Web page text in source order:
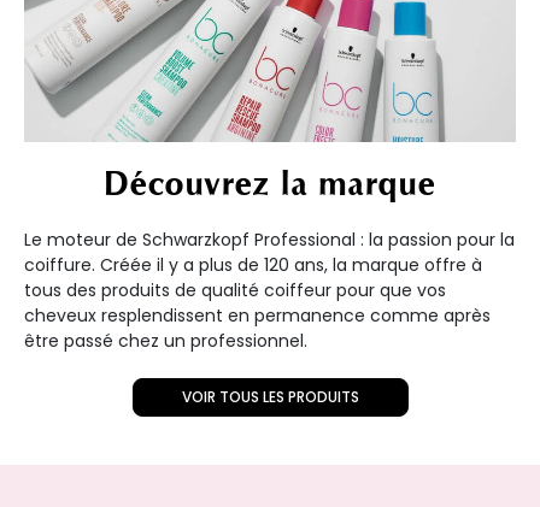
Découvrez la marque
Le moteur de Schwarzkopf Professional : la passion pour la
coiffure. Créée il y a plus de 120 ans, la marque offre à
tous des produits de qualité coiffeur pour que vos
cheveux resplendissent en permanence comme après
être passé chez un professionnel.
VOIR TOUS LES PRODUITS